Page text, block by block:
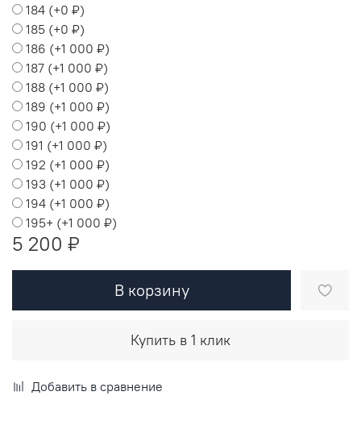
184 (+0 ₽)
185 (+0 ₽)
186 (+1 000 ₽)
187 (+1 000 ₽)
188 (+1 000 ₽)
189 (+1 000 ₽)
190 (+1 000 ₽)
191 (+1 000 ₽)
192 (+1 000 ₽)
193 (+1 000 ₽)
194 (+1 000 ₽)
195+ (+1 000 ₽)
5 200 ₽
В корзину
Купить в 1 клик
Добавить в сравнение